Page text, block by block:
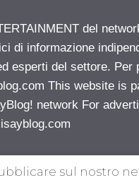
del
di informazione
esperti del settore. Per
This website is
network For
sul nostro